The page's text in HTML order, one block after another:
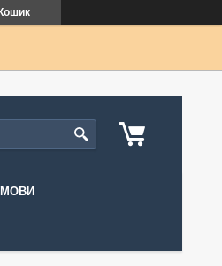
Кошик